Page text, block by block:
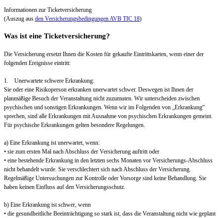
Informationen zur Ticketversicherung
(Auszug aus den Versicherungsbedingungen AVB TIC 18)
Was ist eine Ticketversicherung?
Die Versicherung ersetzt Ihnen die Kosten für gekaufte Eintrittskarten, wenn einer der
folgenden Ereignisse eintritt:
1. Unerwartete schwere Erkrankung:
Sie oder eine Risikoperson erkranken unerwartet schwer. Deswegen ist Ihnen der
planmäßige Besuch der Veranstaltung nicht zuzumuten. Wir unterscheiden zwischen
psychischen und sonstigen Erkrankungen. Wenn wir im Folgenden von „Erkrankung“
sprechen, sind alle Erkrankungen mit Ausnahme von psychischen Erkrankungen gemeint.
Für psychische Erkrankungen gelten besondere Regelungen.
a) Eine Erkrankung ist unerwartet, wenn:
• sie zum ersten Mal nach Abschluss der Versicherung auftritt oder
• eine bestehende Erkrankung in den letzten sechs Monaten vor Versicherungs-Abschluss
nicht behandelt wurde. Sie verschlechtert sich nach Abschluss der Versicherung.
Regelmäßige Untersuchungen zur Kontrolle oder Vorsorge sind keine Behandlung. Sie
haben keinen Einfluss auf den Versicherungsschutz.
b) Eine Erkrankung ist schwer, wenn
• die gesundheitliche Beeinträchtigung so stark ist, dass die Veranstaltung nicht wie geplant